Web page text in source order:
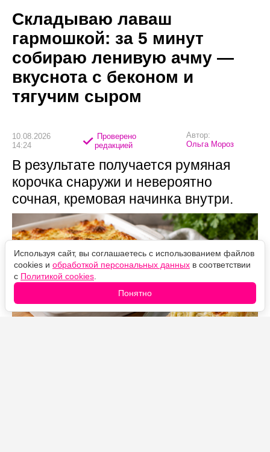
Складываю лаваш
гармошкой: за 5 минут
собираю ленивую ачму —
вкуснота с беконом и
тягучим сыром
10.08.2026
14:24
Проверено
редакцией
Автор:
Ольга Мороз
В результате получается румяная
корочка снаружи и невероятно
сочная, кремовая начинка внутри.
Используя сайт, вы соглашаетесь с использованием файлов
cookies и обработкой персональных данных в соответствии
с Политикой cookies
Понятно